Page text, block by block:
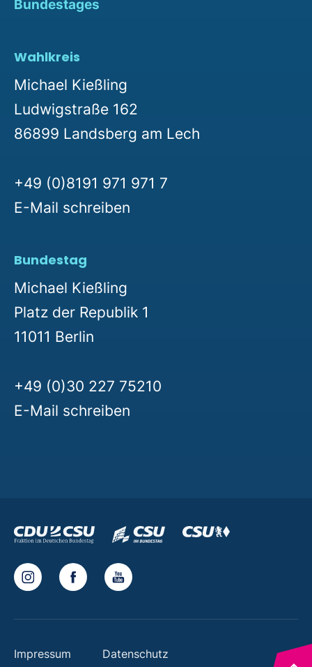
Bundestages
Wahlkreis
Michael Kießling
Ludwigstraße 162
86899 Landsberg am Lech
+49 (0)8191 971 971 7
E-Mail schreiben
Bundestag
Michael Kießling
Platz der Republik 1
11011 Berlin
+49 (0)30 227 75210
E-Mail schreiben
Impressum Datenschutz